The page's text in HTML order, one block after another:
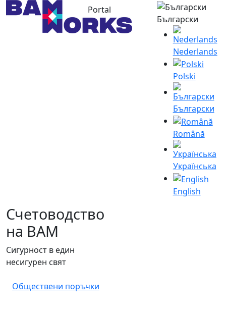
Portal
Български
Nederlands
Polski
Български
Română
Українська
English
Счетоводство
на BAM
Сигурност в един
несигурен свят
Обществени поръчки